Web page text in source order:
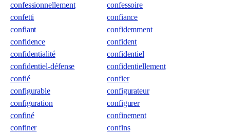
confessionnellement
confessoire
confetti
confiance
confiant
confidemment
confidence
confident
confidentialité
confidentiel
confidentiel-défense
confidentiellement
confié
confier
configurable
configurateur
configuration
configurer
confiné
confinement
confiner
confins